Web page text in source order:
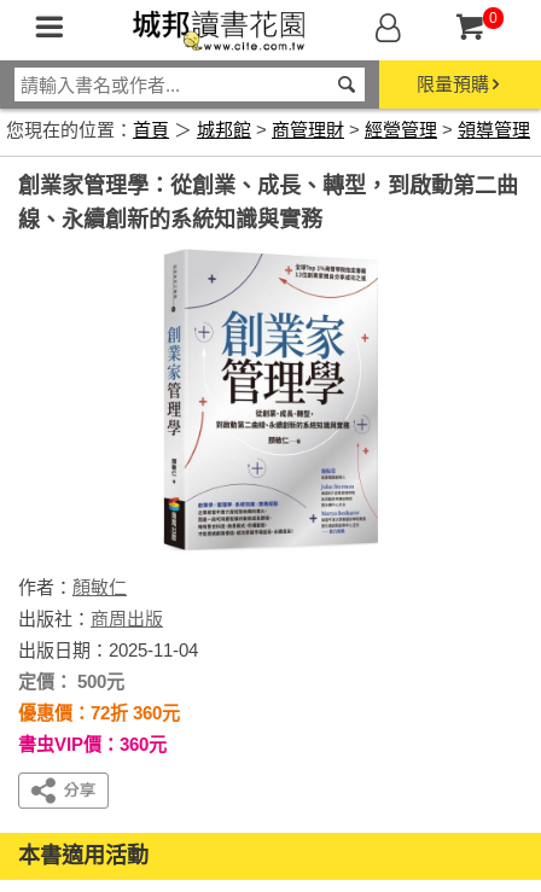
0
限量預購
您現在的位置： 首頁 ＞ 城邦館 > 商管理財 > 經營管理 > 領導管理
創業家管理學：從創業、成長、轉型，到啟動第二曲
線、永續創新的系統知識與實務
作者： 顏敏仁
出版社： 商周出版
出版日期：2025-11-04
定價： 500元
優惠價：72折 360元
書虫VIP價：360元
本書適用活動